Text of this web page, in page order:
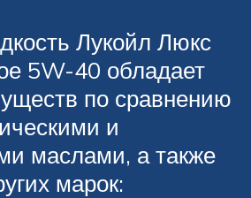
Лукойл Люкс
5W-40 обладает
по сравнению
и
маслами, а также
марок: